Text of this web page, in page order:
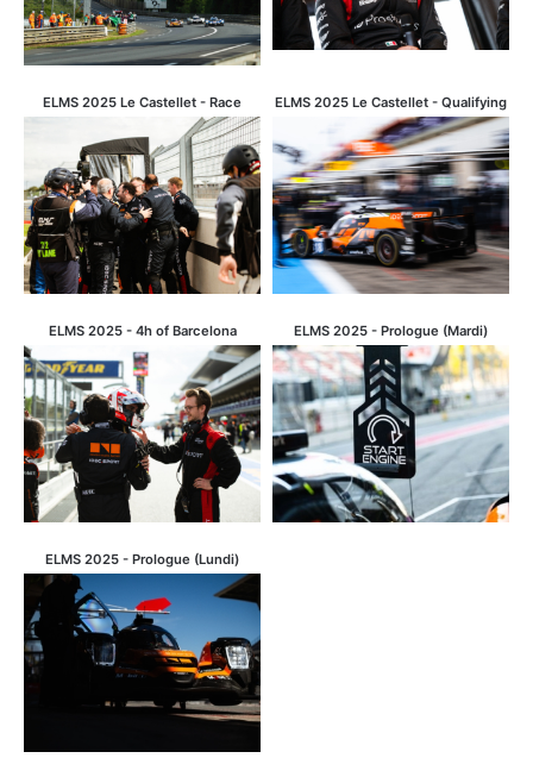
ELMS 2025 Le Castellet - Race ELMS 2025 Le Castellet - Qualifying
ELMS 2025 - 4h of Barcelona ELMS 2025 - Prologue (Mardi)
ELMS 2025 - Prologue (Lundi)